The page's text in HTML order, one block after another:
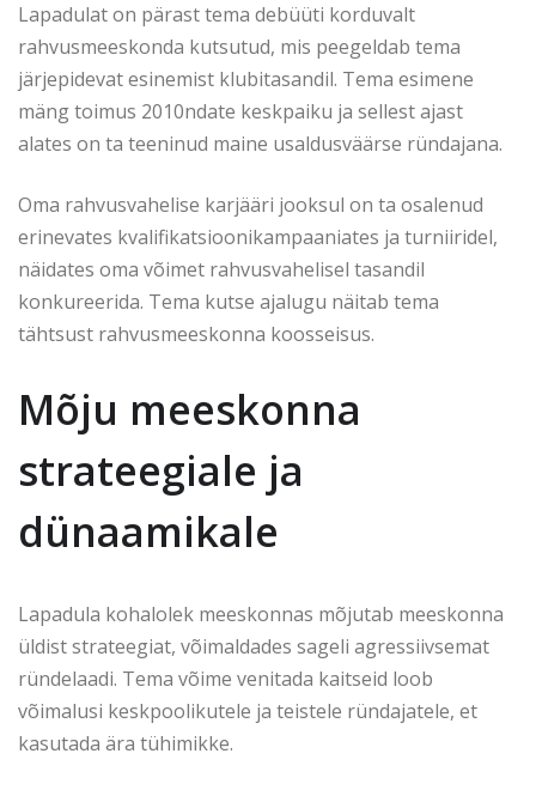
Lapadulat on pärast tema debüüti korduvalt
rahvusmeeskonda kutsutud, mis peegeldab tema
järjepidevat esinemist klubitasandil. Tema esimene
mäng toimus 2010ndate keskpaiku ja sellest ajast
alates on ta teeninud maine usaldusväärse ründajana.
Oma rahvusvahelise karjääri jooksul on ta osalenud
erinevates kvalifikatsioonikampaaniates ja turniiridel,
näidates oma võimet rahvusvahelisel tasandil
konkureerida. Tema kutse ajalugu näitab tema
tähtsust rahvusmeeskonna koosseisus.
Mõju meeskonna
strateegiale ja
dünaamikale
Lapadula kohalolek meeskonnas mõjutab meeskonna
üldist strateegiat, võimaldades sageli agressiivsemat
ründelaadi. Tema võime venitada kaitseid loob
võimalusi keskpoolikutele ja teistele ründajatele, et
kasutada ära tühimikke.